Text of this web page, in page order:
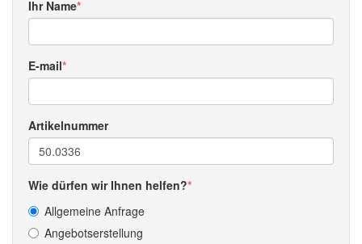
Ihr Name
E-mail
Artikelnummer
Wie dürfen wir Ihnen helfen?
Allgemeine Anfrage
Angebotserstellung